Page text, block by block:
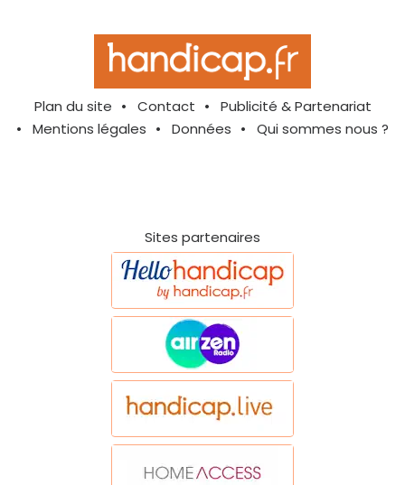
Plan du site Contact
Publicité & Partenariat
Mentions légales
Données Qui sommes nous ?
Sites partenaires